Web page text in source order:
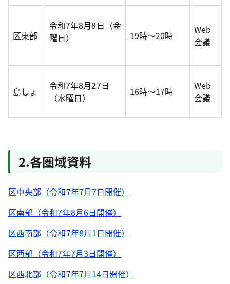
区東部
令和7年8月8日（金
曜日）
19時～20時
Web
会議
島しょ
令和7年8月27日
（水曜日）
16時～17時
Web
会議
2.各圏域資料
区中央部（令和7年7月7日開催）
区南部（令和7年8月6日開催）
区西南部（令和7年8月1日開催）
区西部（令和7年7月3日開催）
区西北部（令和7年7月14日開催）